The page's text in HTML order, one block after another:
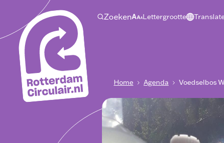
hoofdinhoud
Zoeken Lettergrootte
Breadcrumb
Home Agenda Voedselbos